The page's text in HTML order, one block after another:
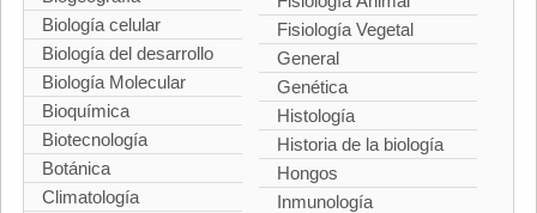
Biología celular
Biología del desarrollo
Biología Molecular
Bioquímica
Biotecnología
Botánica
Climatología
Fisiología Vegetal
General
Genética
Histología
Historia de la biología
Hongos
Inmunología